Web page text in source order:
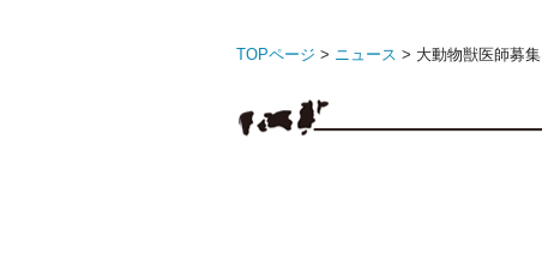
TOPページ > ニュース > 大動物獣医師募集